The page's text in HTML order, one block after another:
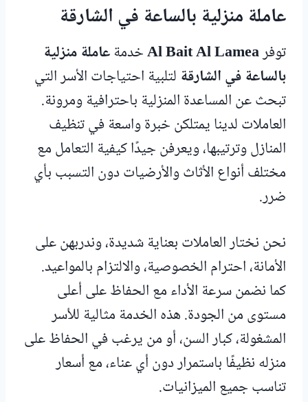
عاملة منزلية بالساعة في الشارقة
توفرAl Bait Al Lameaخدمةعاملة منزلية
بالساعة في الشارقة لتلبية احتياجات الأسر التي
تبحث عن المساعدة المنزلية باحترافية ومرونة.
العاملات لدينا يمتلكن خبرة واسعة في تنظيف
المنازل وترتيبها، ويعرفن جيدًا كيفية التعامل مع
مختلف أنواع الأثاث والأرضيات دون التسبب بأي
ضرر.
نحن نختار العاملات بعناية شديدة، وندربهن على
الأمانة، احترام الخصوصية، والالتزام بالمواعيد.
كما نضمن سرعة الأداء مع الحفاظ على أعلى
مستوى من الجودة. هذه الخدمة مثالية للأسر
المشغولة، كبار السن، أو من يرغب في الحفاظ على
منزله نظيفًا باستمرار دون أي عناء، مع أسعار
تناسب جميع الميزانيات.